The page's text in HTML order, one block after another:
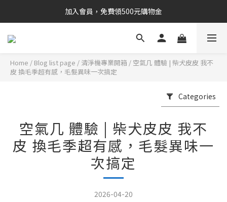
加入會員，免費領500元購物金
Home / Blog list page / 清淨機專業開箱 / 空氣几 體驗 | 柴犬皮皮 我不
皮 換毛季超有感，毛髮異味一次搞定
Categories
空氣几 體驗 | 柴犬皮皮 我不
皮 換毛季超有感，毛髮異味一
次搞定
2026-04-20